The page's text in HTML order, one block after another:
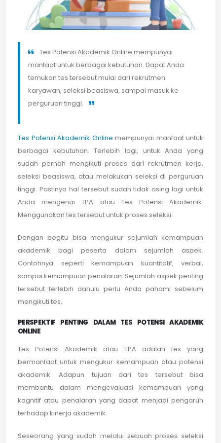
Tes Potensi Akademik Online mempunyai
manfaat untuk berbagai kebutuhan. Dapat Anda
temukan tes tersebut mulai dari rekrutmen
karyawan, seleksi beasiswa, sampai masuk ke
perguruan tinggi.
Tes Potensi Akademik Online mempunyai manfaat untuk
berbagai kebutuhan. Terlebih lagi, untuk Anda yang
sudah pernah mengikuti proses dari rekrutmen kerja,
seleksi beasiswa, atau melakukan seleksi di perguruan
tinggi. Pastinya hal tersebut sudah tidak asing lagi untuk
Anda mengenai TPA atau Tes Potensi Akademik.
Menggunakan tes tersebut untuk proses seleksi.
Dengan begitu bisa mengukur sejumlah kemampuan
akademik bagi peserta dalam sejumlah aspek.
Contohnya seperti kemampuan kuantitatif, verbal,
sampai kemampuan penalaran. Sejumlah aspek penting
tersebut terlebih dahulu perlu Anda pahami sebelum
mengikuti tes.
PERSPEKTIF PENTING DALAM TES POTENSI AKADEMIK
ONLINE
Tes Potensi Akademik atau TPA adalah tes yang
bermanfaat untuk mengukur kemampuan atau potensi
akademik. Adapun tujuan dari tes tersebut bisa
membantu dalam mengevaluasi kemampuan yang
kognitif atau penalaran yang dapat menjadi pengaruh
terhadap kinerja akademik.
Seseorang yang sudah melalui sebuah proses seleksi